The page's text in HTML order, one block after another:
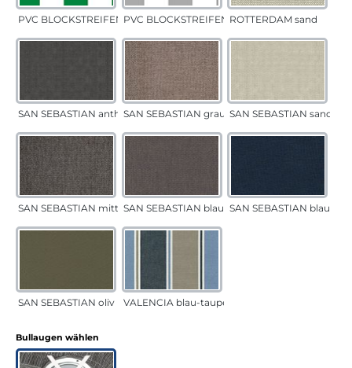
PVC BLOCKSTREIFEN grünPVC BLOCKSTREIFEN grauROTTERDAM sand
SAN SEBASTIAN anthrazitSAN SEBASTIAN grau-sandSAN SEBASTIAN sand
SAN SEBASTIAN mittelgrauSAN SEBASTIAN blau-sandSAN SEBASTIAN blau
SAN SEBASTIAN oliv VALENCIA blau-taupe
Bullaugen wählen